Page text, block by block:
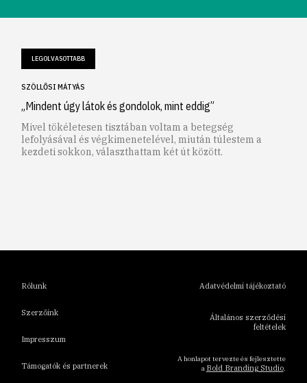
LEGOLVASOTTABB
SZÖLLŐSI MÁTYÁS
„Mindent úgy látok és gondolok, mint eddig”
Mivel tökéletesen tisztában voltam a betegség
lefolyásával és végkimenetelével, miután túlestem a
kezdeti sokkon, választhattam két út között.
Rólunk
Szerzőink
Impresszum
Támogatók és partnerek
Adatvédelmi tájékoztató
Általános szerződési
feltételek
A honlapot tervezte és fejlesztette
a Bold Branding Studio.